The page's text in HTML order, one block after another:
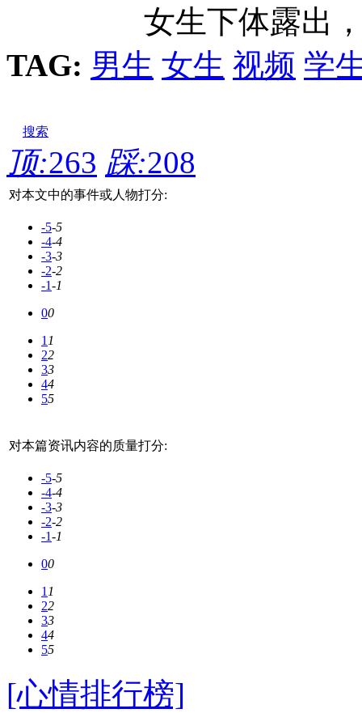
女生下体露出
TAG: 男生 女生 视频 学
搜索
顶:263 踩:208
对本文中的事件或人物打分:
-5-5
-4-4
-3-3
-2-2
-1-1
00
11
22
33
44
55
对本篇资讯内容的质量打分:
-5-5
-4-4
-3-3
-2-2
-1-1
00
11
22
33
44
55
[心情排行榜]